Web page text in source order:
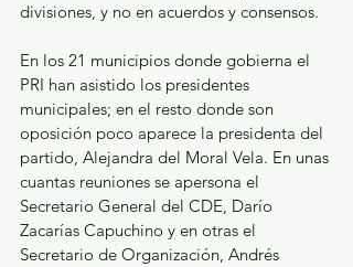
divisiones, y no en acuerdos y consensos.
En los 21 municipios donde gobierna el
PRI han asistido los presidentes
municipales; en el resto donde son
oposición poco aparece la presidenta del
partido, Alejandra del Moral Vela. En unas
cuantas reuniones se apersona el
Secretario General del CDE, Darío
Zacarías Capuchino y en otras el
Secretario de Organización, Andrés